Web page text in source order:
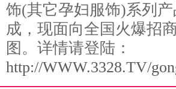
饰(其它孕妇服饰)系列
成，现面向全国火爆招
图。详情请登陆：
http://WWW.3328.TV/